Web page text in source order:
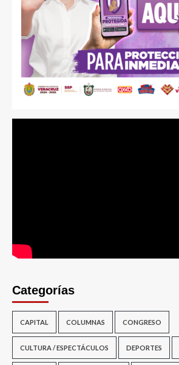
Categorías
CAPITAL COLUMNAS CONGRESO
CULTURA / ESPECTÁCULOS DEPORTES